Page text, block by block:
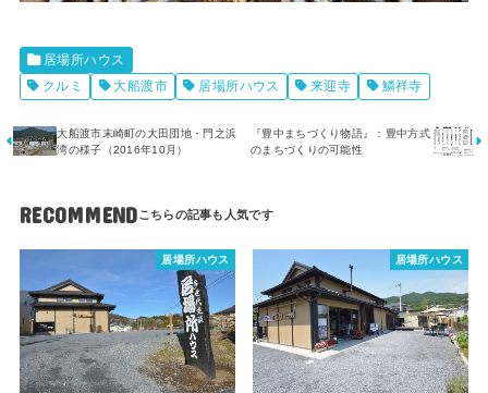
居場所ハウス
クルミ
大船渡市 居場所ハウス 来迎寺 鱗祥寺
大船渡市末崎町の大田団地・門之浜
湾の様子（2016年10月）
『豊中まちづくり物語』：豊中方式
のまちづくりの可能性
RECOMMEND
居場所ハウス 居場所ハウス